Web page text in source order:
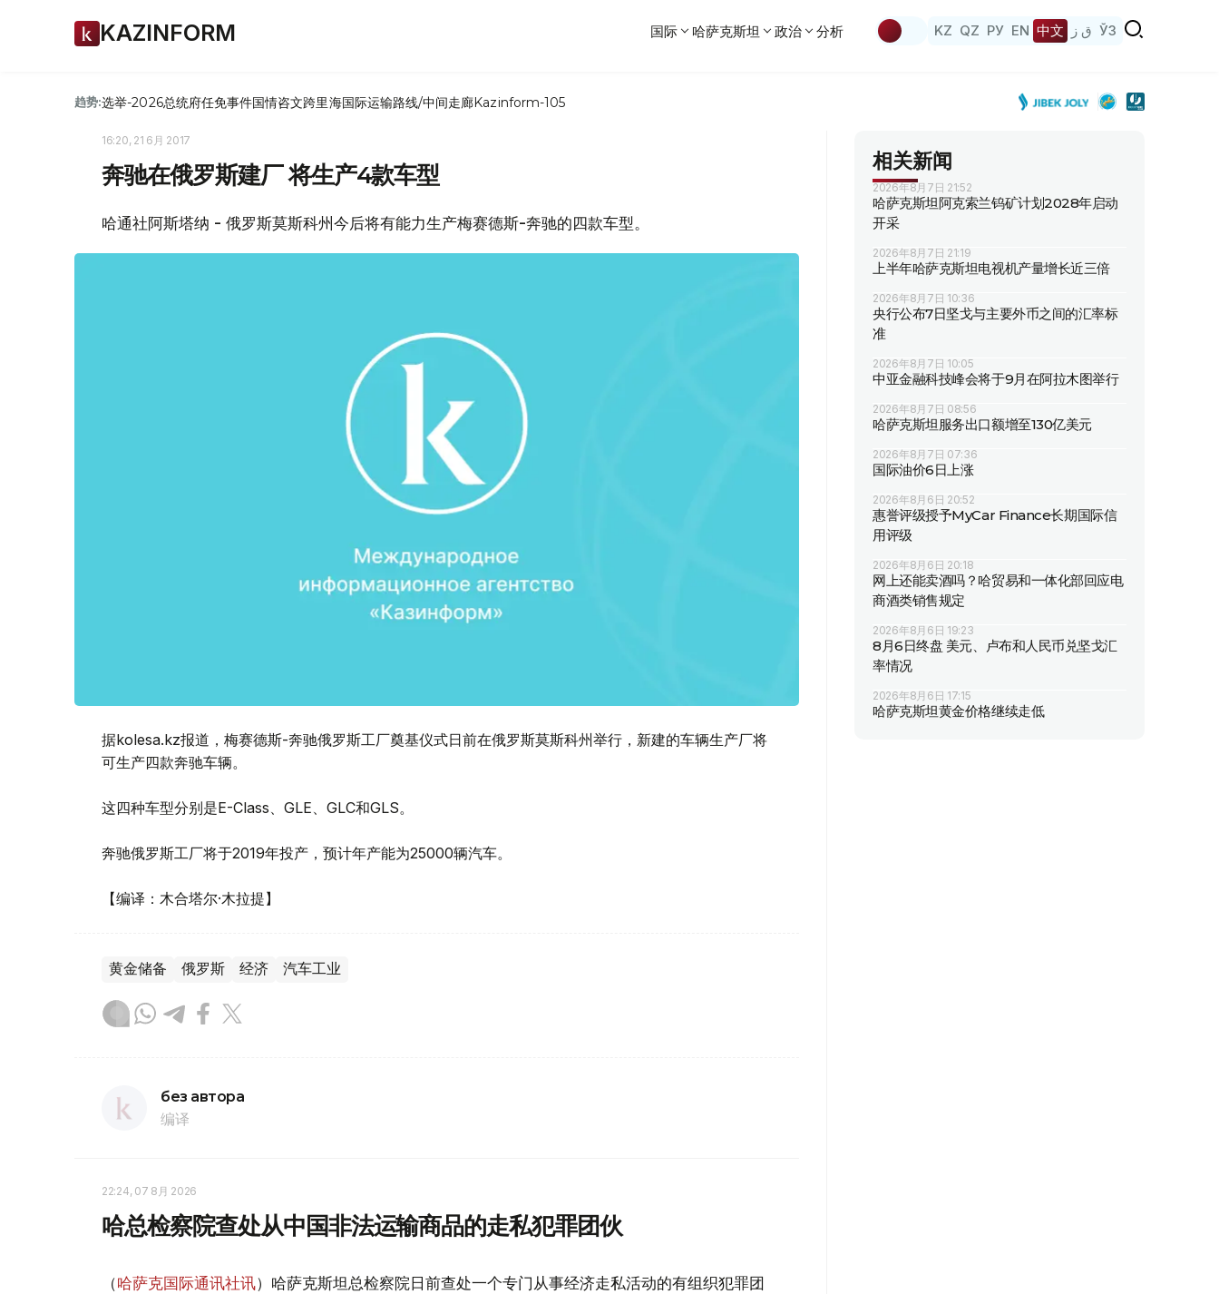
KAZINFORM 国际 哈萨克斯坦 政治 分析 KZ QZ РУ EN 中文 ق ز ЎЗ
趋势:选举-2026总统府任免事件国情咨文跨里海国际运输路线/中间走廊Kazinform-105
16:20, 21 6月 2017
奔驰在俄罗斯建厂 将生产4款车型
哈通社阿斯塔纳 - 俄罗斯莫斯科州今后将有能力生产梅赛德斯-奔驰的四款车型。
据kolesa.kz报道，梅赛德斯-奔驰俄罗斯工厂奠基仪式日前在俄罗斯莫斯科州举行，新建的车辆生产厂将
可生产四款奔驰车辆。
这四种车型分别是E-Class、GLE、GLC和GLS。
奔驰俄罗斯工厂将于2019年投产，预计年产能为25000辆汽车。
【编译：木合塔尔·木拉提】
黄金储备 俄罗斯 经济 汽车工业
без автора
编译
22:24, 07 8月 2026
哈总检察院查处从中国非法运输商品的走私犯罪团伙
（哈萨克国际通讯社讯）哈萨克斯坦总检察院日前查处一个专门从事经济走私活动的有组织犯罪团
相关新闻
2026年8月7日 21:52
哈萨克斯坦阿克索兰钨矿计划2028年启动
开采
2026年8月7日 21:19
上半年哈萨克斯坦电视机产量增长近三倍
2026年8月7日 10:36
央行公布7日坚戈与主要外币之间的汇率标
准
2026年8月7日 10:05
中亚金融科技峰会将于9月在阿拉木图举行
2026年8月7日 08:56
哈萨克斯坦服务出口额增至130亿美元
2026年8月7日 07:36
国际油价6日上涨
2026年8月6日 20:52
惠誉评级授予MyCar Finance长期国际信
用评级
2026年8月6日 20:18
网上还能卖酒吗？哈贸易和一体化部回应电
商酒类销售规定
2026年8月6日 19:23
8月6日终盘 美元、卢布和人民币兑坚戈汇
率情况
2026年8月6日 17:15
哈萨克斯坦黄金价格继续走低